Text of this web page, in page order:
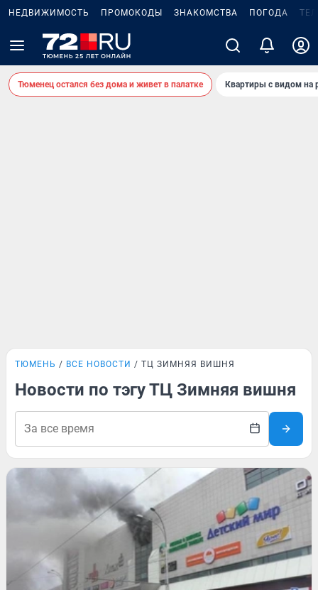
НЕДВИЖИМОСТЬ ПРОМОКОДЫ ЗНАКОМСТВА ПОГОДА
Тюменец остался без дома и живет в палатке Квартиры с видом на
ТЮМЕНЬ ВСЕ НОВОСТИ ТЦ ЗИМНЯЯ ВИШНЯ
Новости по тэгу ТЦ Зимняя вишня